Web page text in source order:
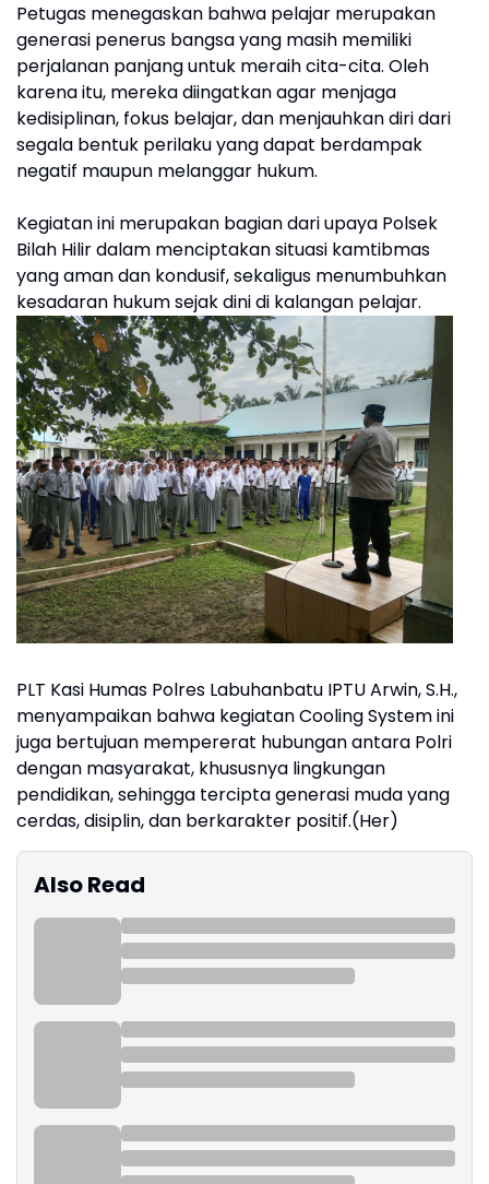
Petugas menegaskan bahwa pelajar merupakan
generasi penerus bangsa yang masih memiliki
perjalanan panjang untuk meraih cita-cita. Oleh
karena itu, mereka diingatkan agar menjaga
kedisiplinan, fokus belajar, dan menjauhkan diri dari
segala bentuk perilaku yang dapat berdampak
negatif maupun melanggar hukum.
Kegiatan ini merupakan bagian dari upaya Polsek
Bilah Hilir dalam menciptakan situasi kamtibmas
yang aman dan kondusif, sekaligus menumbuhkan
kesadaran hukum sejak dini di kalangan pelajar.
PLT Kasi Humas Polres Labuhanbatu IPTU Arwin, S.H.,
menyampaikan bahwa kegiatan Cooling System ini
juga bertujuan mempererat hubungan antara Polri
dengan masyarakat, khususnya lingkungan
pendidikan, sehingga tercipta generasi muda yang
cerdas, disiplin, dan berkarakter positif.(Her)
Also Read